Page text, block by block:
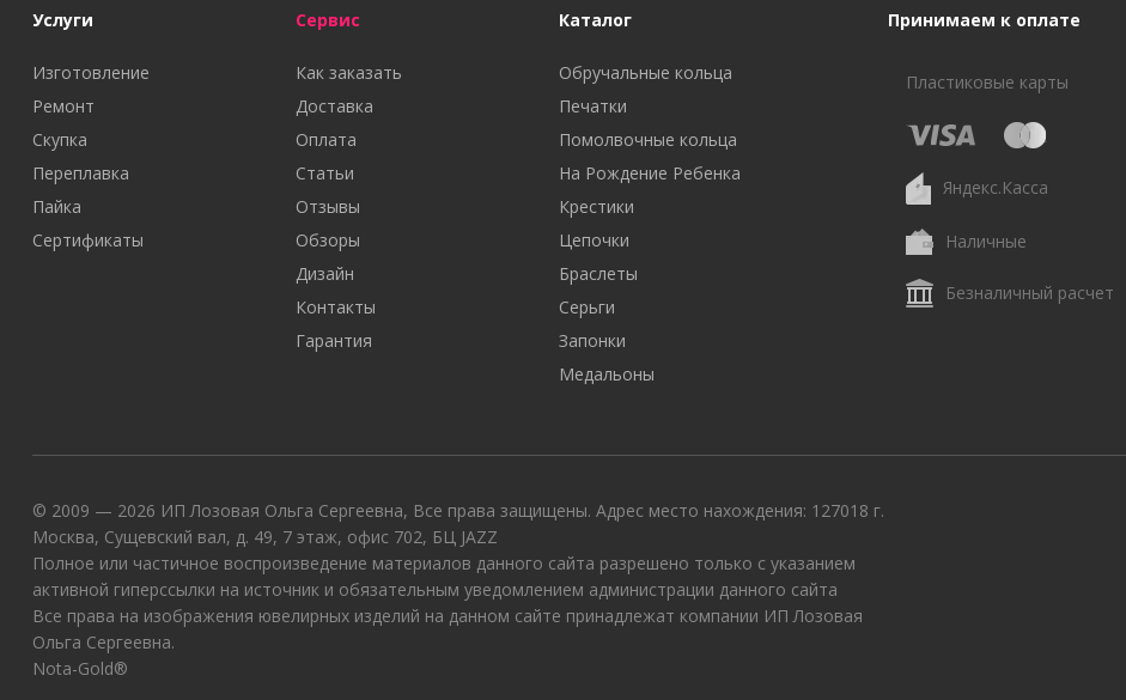
Услуги
Изготовление
Ремонт
Скупка
Переплавка
Пайка
Сертификаты
Сервис
Как заказать
Доставка
Оплата
Статьи
Отзывы
Обзоры
Дизайн
Контакты
Гарантия
Каталог
Обручальные кольца
Печатки
Помолвочные кольца
На Рождение Ребенка
Крестики
Цепочки
Браслеты
Серьги
Запонки
Медальоны
Принимаем к оплате
Пластиковые карты
Яндекс.Касса
Наличные
Безналичный расчет
© 2009 — 2026 ИП Лозовая Ольга Сергеевна, Все права защищены. Адрес место нахождения: 127018 г.
Москва, Сущевский вал, д. 49, 7 этаж, офис 702, БЦ JAZZ
Полное или частичное воспроизведение материалов данного сайта разрешено только с указанием
активной гиперссылки на источник и обязательным уведомлением администрации данного сайта
Все права на изображения ювелирных изделий на данном сайте принадлежат компании ИП Лозовая
Ольга Сергеевна.
Nota-Gold®